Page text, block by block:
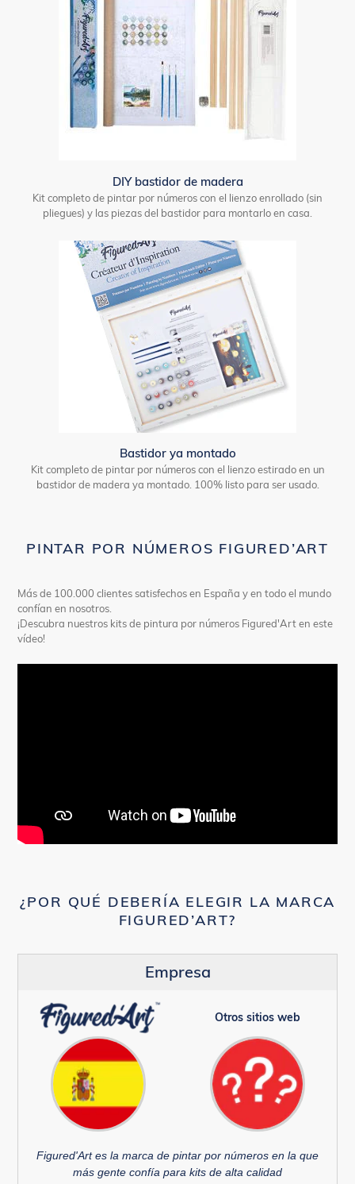
DIY bastidor de madera
Kit completo de pintar por números con el lienzo enrollado (sin
pliegues) y las piezas del bastidor para montarlo en casa.
Bastidor ya montado
Kit completo de pintar por números con el lienzo estirado en un
bastidor de madera ya montado. 100% listo para ser usado.
PINTAR POR NÚMEROS FIGURED’ART
Más de 100.000 clientes satisfechos en España y en todo el mundo
confían en nosotros.
¡Descubra nuestros kits de pintura por números Figured'Art en este
vídeo!
¿POR QUÉ DEBERÍA ELEGIR LA MARCA
FIGURED’ART?
Empresa
Otros sitios web
Figured'Art es la marca de pintar por números en la que
más gente confía para kits de alta calidad